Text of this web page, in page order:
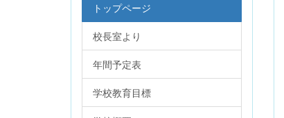
トップページ
校長室より
年間予定表
学校教育目標